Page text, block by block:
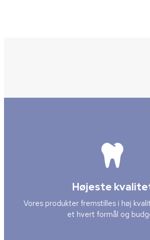
Højeste
Vores produkter fremstilles i høj
et hvert formål og